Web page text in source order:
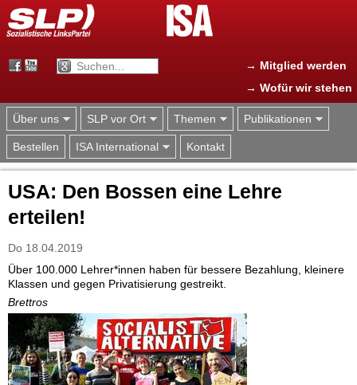
Jump to navigation
→ Mitglied werden
→ Wofür wir stehen
Über uns SLP vor Ort Themen Publikationen
Bestellen ISA International Kontakt
USA: Den Bossen eine Lehre
erteilen!
Do 18.04.2019
Über 100.000 Lehrer*innen haben für bessere Bezahlung, kleinere
Klassen und gegen Privatisierung gestreikt.
Brettros